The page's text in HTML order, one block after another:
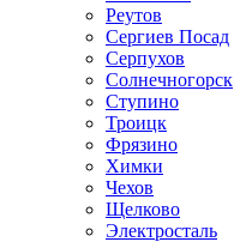
Реутов
Сергиев Посад
Серпухов
Солнечногорск
Ступино
Троицк
Фрязино
Химки
Чехов
Щелково
Электросталь